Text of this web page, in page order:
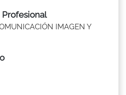
Profesional
IMAGEN Y